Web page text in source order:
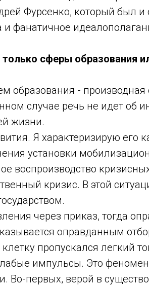
Фурсенко, который был
сферы образования
-
случае речь не идет об
жизни.
Я характеризирую его
установки
воспроизводство
кризис. В этой
через приказ, тогда
оправданным
пропускался легкий
импульсы. Это
Во-первых, верой в